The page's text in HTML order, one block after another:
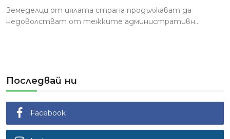
Земеделци от цялата страна продължават да
недоволстват от тежките административн...
Последвай ни
Facebook